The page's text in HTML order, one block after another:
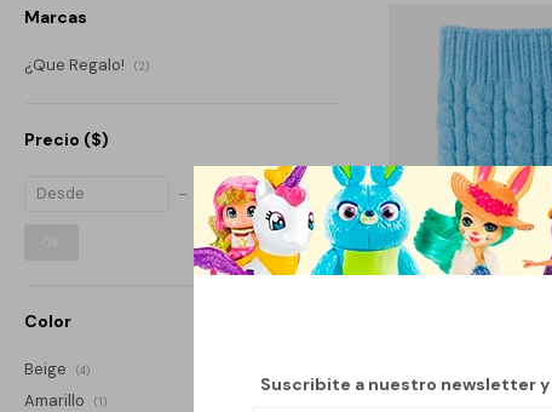
Suscribite a nuestro newsletter y
Marcas
¿Que Regalo! (2)
Precio ($)
Color
Beige (4)
Amarillo (1)